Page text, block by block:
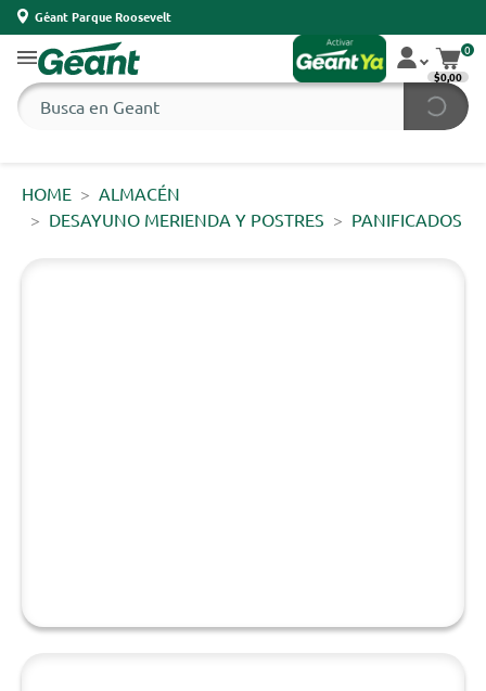
Géant Parque Roosevelt
0
$0,00
HOME
ALMACÉN
DESAYUNO MERIENDA Y POSTRES
PANIFICADOS